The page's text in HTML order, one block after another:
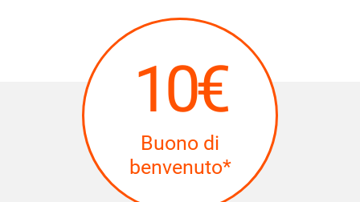
10€
Buono di
benvenuto*